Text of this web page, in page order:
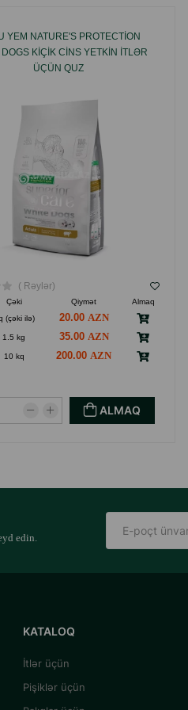
YEM NATURE'S PROTECTION
DOGS KIÇIK СINS YETKIN ITLƏR
ÜÇÜN QUZ
( Rəylər)
Çəki Qiymət
Almaq
(çəki ilə)
20.00
1.5 kg 35.00
10 kq 200.00
ALMAQ
edin.
KATALOQ
İtlər üçün
Pişiklər üçün